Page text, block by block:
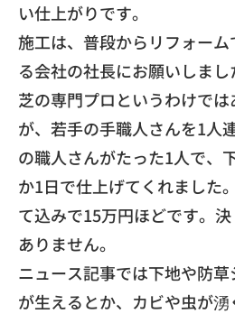
い仕上がりです。
​施工は、 普段からリフォー
る会社の社長にお願いしま し
芝の専門プロというわけで
が、 若手の手職人さんを1人
の職人さんがたった1人で、
か1日で仕上げてくれました。
て込みで15万円ほどです。
ありません。
ニュース記事では下地や防
が生えるとか、 カビや虫が